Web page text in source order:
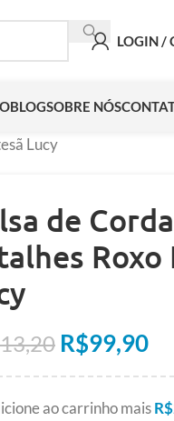
LOGIN /
BLOGSOBRE NÓS
Lucy
de
Roxo
R$99,90
ao carrinho maisR$